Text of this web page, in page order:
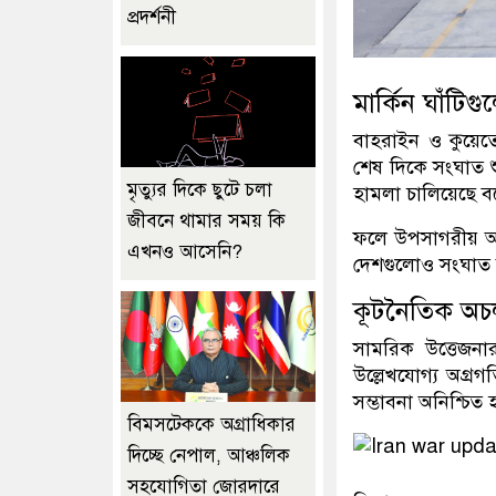
মার্কিন
বাহরাইন ও
শেষ দিকে সংঘাত
হামলা চালিয়েছে
ফলে উপসাগরীয়
দেশগুলোও সংঘাত
কূটনৈতিক
সামরিক
উল্লেখযোগ্য
সম্ভাবনা অনিশ্চিত
প্রদর্শনী
মৃত্যুর দিকে ছুটে চলা
জীবনে থামার সময় কি
এখনও আসেনি?
বিমসটেককে অগ্রাধিকার
দিচ্ছে নেপাল, আঞ্চলিক
সহযোগিতা জোরদারে